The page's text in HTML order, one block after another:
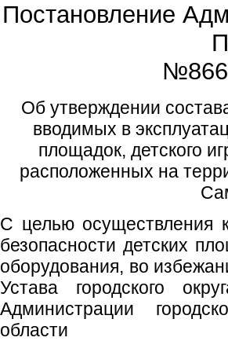
Постановление
№866
Об утверждении
вводимых в
площадок, детского
расположенных на
С целью осуществления
безопасности детских
оборудования, во
Устава городского
Администрации
области